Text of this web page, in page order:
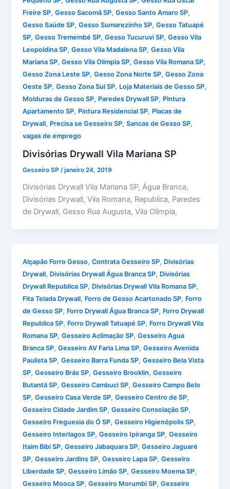
Freire SP,Gesso Sacomã SP,Gesso Santo Amaro SP,
Gesso Saúde SP,Gesso Sumarezinho SP,Gesso Tatuapé
SP,Gesso Tremembé SP,Gesso Tucuruvi SP,Gesso Vila
Leopoldina SP,Gesso Vila Madalena SP,Gesso Vila
Mariana SP,Gesso Vila Olimpia SP,Gesso Vila Romana SP,
Gesso Zona Leste SP,Gesso Zona Norte SP,Gesso Zona
Oeste SP,Gesso Zona Sul SP, Loja Materiais de Gesso SP,
Molduras de Gesso SP, Paredes Drywall SP, Pintura
Apartamento SP, Pintura Residencial SP, Placas de
Drywall, Precisa se Gesseiro SP,Sancas de Gesso SP,
vagas de emprego
Divisórias Drywall Vila Mariana SP
Gesseiro SP/janeiro 24, 2019
Divisórias Drywall Vila Mariana SP, Água Branca,
Divisórias Drywall, Vila Romana, Republica, Paredes
de Drywall, Gesso Rua Augusta, Vila Olimpia,
Alçapão Forro Gesso,Contrata Gesseiro SP, Divisórias
Drywall, Divisórias Drywall Água Branca SP, Divisórias
Drywall Republica SP, Divisórias Drywall Vila Romana SP,
Fita Telada Drywall, Forro de Gesso Acartonado SP, Forro
de Gesso SP, Forro Drywall Água Branca SP, Forro Drywall
Republica SP, Forro Drywall Tatuapé SP, Forro Drywall Vila
Romana SP,Gesseiro Aclimação SP,Gesseiro Agua
Branca SP,Gesseiro AV Faria Lima SP,Gesseiro Avenida
Paulista SP,Gesseiro Barra Funda SP,Gesseiro Bela Vista
SP,Gesseiro Brás SP,Gesseiro Brooklin,Gesseiro
Butantã SP,Gesseiro Cambuci SP,Gesseiro Campo Belo
SP,Gesseiro Casa Verde SP,Gesseiro Centro de SP,
Gesseiro Cidade Jardim SP,Gesseiro Consolação SP,
Gesseiro Freguesia do Ó SP,Gesseiro Higienópolis SP,
Gesseiro Interlagos SP,Gesseiro Ipiranga SP,Gesseiro
Itaim Bibi SP,Gesseiro Jabaquara SP,Gesseiro Jaguaré
SP,Gesseiro Jardins SP,Gesseiro Lapa SP,Gesseiro
Liberdade SP,Gesseiro Limão SP,Gesseiro Moema SP,
Gesseiro Mooca SP,Gesseiro Morumbi SP,Gesseiro